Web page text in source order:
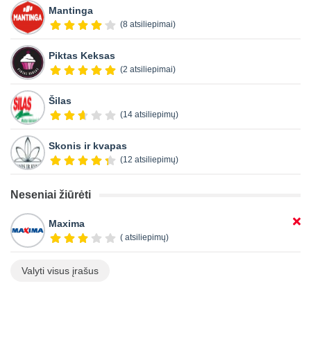
Mantinga
(8 atsiliepimai)
Piktas Keksas
(2 atsiliepimai)
Šilas
(14 atsiliepimų)
Skonis ir kvapas
(12 atsiliepimų)
Neseniai žiūrėti
Maxima
( atsiliepimų)
Valyti visus įrašus